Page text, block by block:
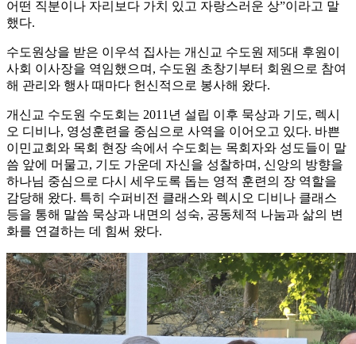
어떤 직분이나 자리보다 가치 있고 자랑스러운 상”이라고 말
했다.
수도원상을 받은 이우석 집사는 개신교 수도원 제5대 후원이
사회 이사장을 역임했으며, 수도원 초창기부터 회원으로 참여
해 관리와 행사 때마다 헌신적으로 봉사해 왔다.
개신교 수도원 수도회는 2011년 설립 이후 묵상과 기도, 렉시
오 디비나, 영성훈련을 중심으로 사역을 이어오고 있다. 바쁜
이민교회와 목회 현장 속에서 수도회는 목회자와 성도들이 말
씀 앞에 머물고, 기도 가운데 자신을 성찰하며, 신앙의 방향을
하나님 중심으로 다시 세우도록 돕는 영적 훈련의 장 역할을
감당해 왔다. 특히 수퍼비전 클래스와 렉시오 디비나 클래스
등을 통해 말씀 묵상과 내면의 성숙, 공동체적 나눔과 삶의 변
화를 연결하는 데 힘써 왔다.